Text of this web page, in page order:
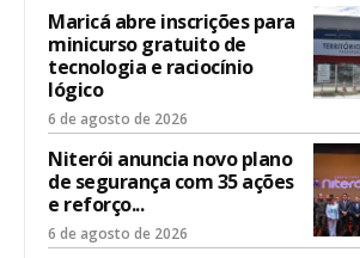
Maricá abre inscrições para
minicurso gratuito de
tecnologia e raciocínio
lógico
6 de agosto de 2026
Niterói anuncia novo plano
de segurança com 35 ações
e reforço...
6 de agosto de 2026